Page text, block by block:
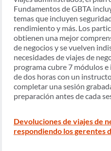
Fundamentos de GBTA
temas que incluyen
rendimiento y más. Los
obtienen una mejor
de negocios y se vuelven
necesidades de viajes de
programa cubre 7 módulos
de dos horas con un
completar una sesión
preparación antes de cada
Devoluciones de viajes de
respondiendo los gerentes